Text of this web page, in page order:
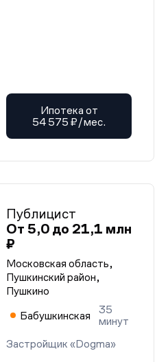
Ипотека от
54 575 ₽/мес.
Публицист
От 5,0 до 21,1 млн
₽
Московская область,
Пушкинский район,
Пушкино
Бабушкинская
35
минут
Застройщик «Dogma»